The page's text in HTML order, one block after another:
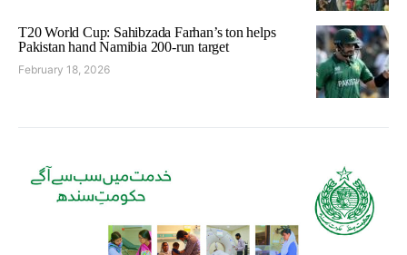
T20 World Cup: Sahibzada Farhan’s ton helps
Pakistan hand Namibia 200-run target
February 18, 2026